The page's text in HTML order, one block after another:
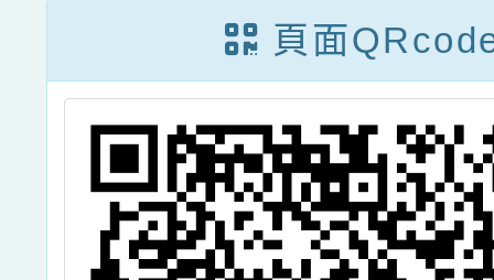
金】
頁面